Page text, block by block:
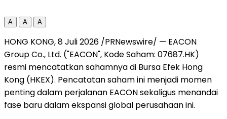
A A A
HONG KONG, 8 Juli 2026 /PRNewswire/ — EACON
Group Co., Ltd. ("EACON", Kode Saham: 07687.HK)
resmi mencatatkan sahamnya di Bursa Efek Hong
Kong (HKEX). Pencatatan saham ini menjadi momen
penting dalam perjalanan EACON sekaligus menandai
fase baru dalam ekspansi global perusahaan ini.